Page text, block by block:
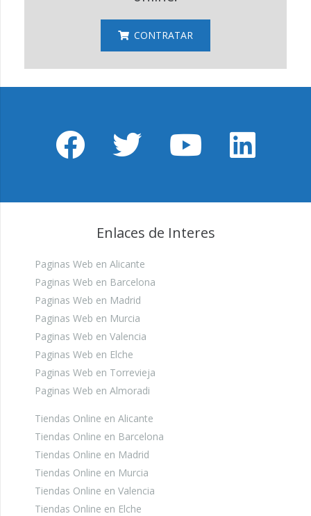
CONTRATAR
Enlaces de Interes
Paginas Web en Alicante
Paginas Web en Barcelona
Paginas Web en Madrid
Paginas Web en Murcia
Paginas Web en Valencia
Paginas Web en Elche
Paginas Web en Torrevieja
Paginas Web en Almoradi
Tiendas Online en Alicante
Tiendas Online en Barcelona
Tiendas Online en Madrid
Tiendas Online en Murcia
Tiendas Online en Valencia
Tiendas Online en Elche